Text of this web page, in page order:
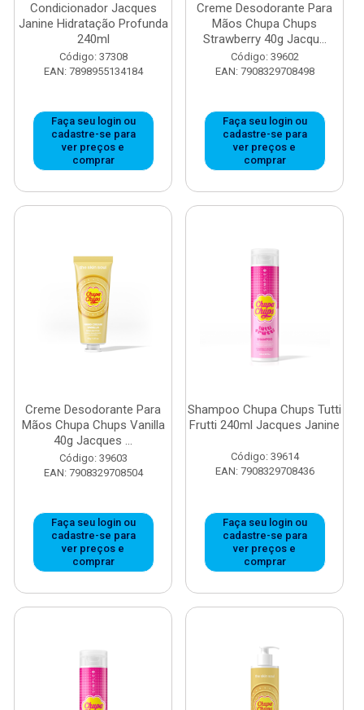
Condicionador Jacques
Janine Hidratação Profunda
240ml
Código: 37308
EAN: 7898955134184
Faça seu login ou
cadastre-se para
ver preços e
comprar
Creme Desodorante Para
Mãos Chupa Chups
Strawberry 40g Jacqu...
Código: 39602
EAN: 7908329708498
Faça seu login ou
cadastre-se para
ver preços e
comprar
Creme Desodorante Para
Mãos Chupa Chups Vanilla
40g Jacques ...
Código: 39603
EAN: 7908329708504
Faça seu login ou
cadastre-se para
ver preços e
comprar
Shampoo Chupa Chups Tutti
Frutti 240ml Jacques Janine
Código: 39614
EAN: 7908329708436
Faça seu login ou
cadastre-se para
ver preços e
comprar